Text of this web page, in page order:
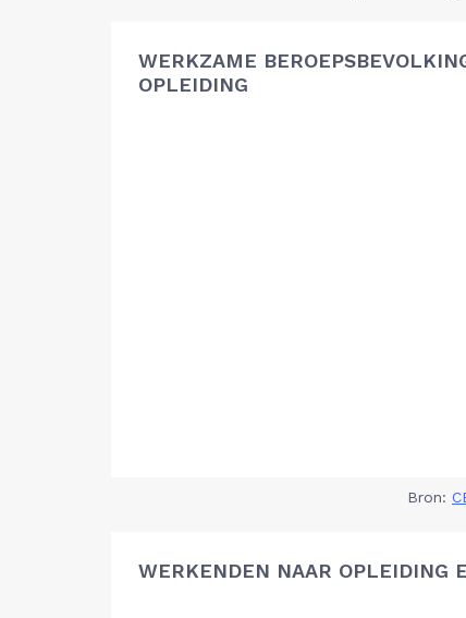
WERKZAME
OPLEIDING
Bron:
WERKENDEN NAAR OPLEIDING